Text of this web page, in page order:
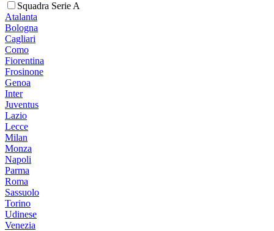
Squadra Serie A
Atalanta
Bologna
Cagliari
Como
Fiorentina
Frosinone
Genoa
Inter
Juventus
Lazio
Lecce
Milan
Monza
Napoli
Parma
Roma
Sassuolo
Torino
Udinese
Venezia